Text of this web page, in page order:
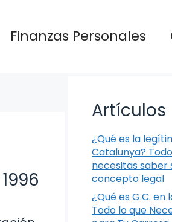
Finanzas Personales
Artículos
¿Qué es la
Catalunya?
necesitas saber
concepto legal
¿Qué es G.C. en
Todo lo que